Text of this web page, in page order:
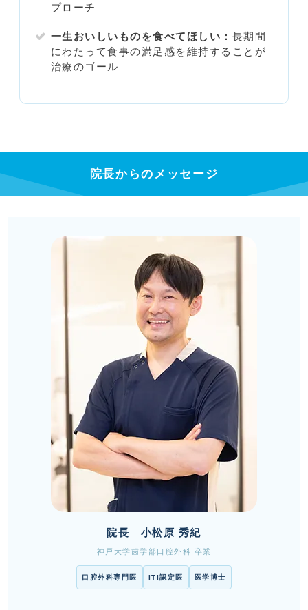
プローチ
一生おいしいものを食べてほしい： 長期間
にわたって食事の満足感を維持することが
治療のゴール
院長からのメッセージ
院長 小松原 秀紀
神戸大学歯学部口腔外科 卒業
口腔外科専門医 ITI認定医 医学博士